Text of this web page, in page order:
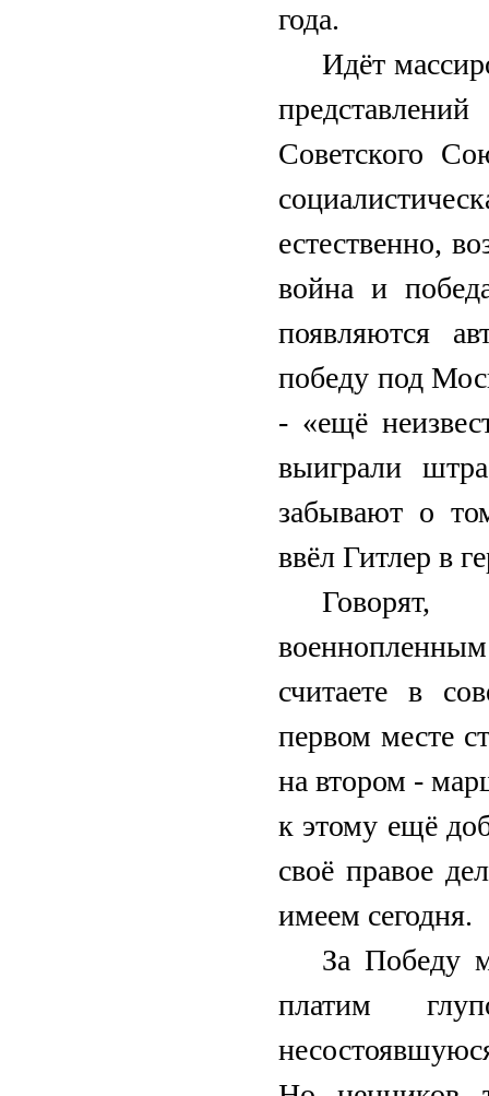
года.
Идёт
Советского
естественно,
война и
появляются
победу под
- «ещё
выиграли
забывают о
ввёл Гитлер в
считаете в
первом месте
на втором -
к этому ещё
своё правое
имеем сегодня.
За Победу
платим